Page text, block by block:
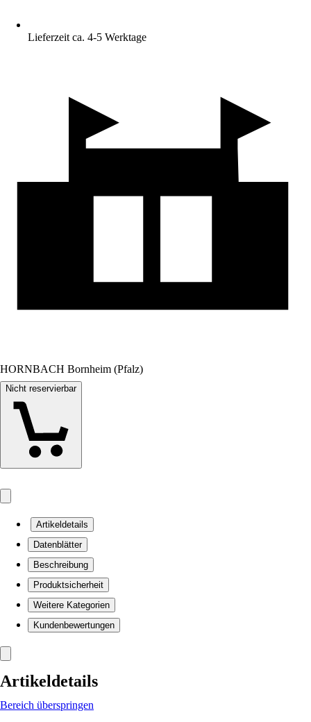
Lieferzeit ca. 4-5 Werktage
HORNBACH Bornheim (Pfalz)
Nicht reservierbar
Artikeldetails
Datenblätter
Beschreibung
Produktsicherheit
Weitere Kategorien
Kundenbewertungen
Artikeldetails
Bereich überspringen